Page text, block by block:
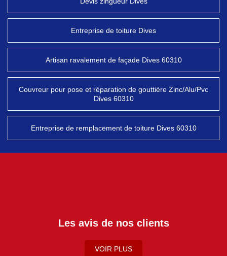
Entreprise de toiture Dives
Artisan ravalement de façade Dives 60310
Couvreur pour pose et réparation de gouttière Zinc/Alu/Pvc
Dives 60310
Entreprise de remplacement de toiture Dives 60310
Les avis de nos clients
VOIR PLUS